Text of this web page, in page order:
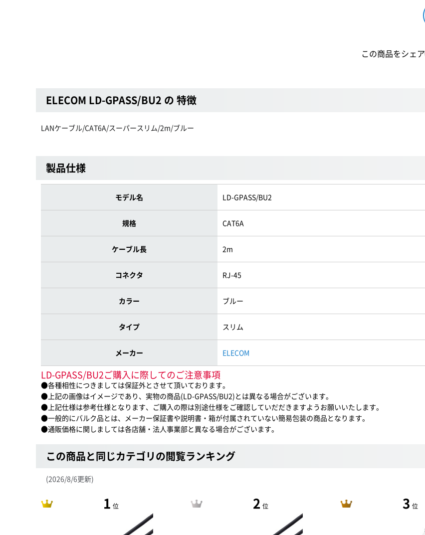
この商品をシェア
ELECOM LD-GPASS/BU2 の 特徴
LANケーブル/CAT6A/スーパースリム/2m/ブルー
製品仕様
モデル名 LD-GPASS/BU2
規格 CAT6A
ケーブル長 2m
コネクタ RJ-45
カラー ブルー
タイプ スリム
メーカー ELECOM
LD-GPASS/BU2ご購入に際してのご注意事項
●各種相性につきましては保証外とさせて頂いております。
●上記の画像はイメージであり、実物の商品(LD-GPASS/BU2)とは異なる場合がございます。
●上記仕様は参考仕様となります、ご購入の際は別途仕様をご確認していだだきますようお願いいたします。
●一般的にバルク品とは、メーカー保証書や説明書・箱が付属されていない簡易包装の商品となります。
●通販価格に関しましては各店舗・法人事業部と異なる場合がございます。
この商品と同じカテゴリの閲覧ランキング
(2026/8/6更新)
1 位 2 位 3 位